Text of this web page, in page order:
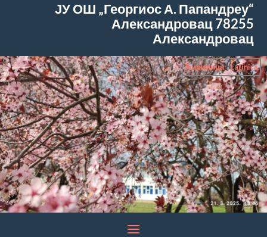
ЈУ ОШ „Георгиос А. Папандреу“
Александровац78255
Александровац
Ћирилица|Latinica